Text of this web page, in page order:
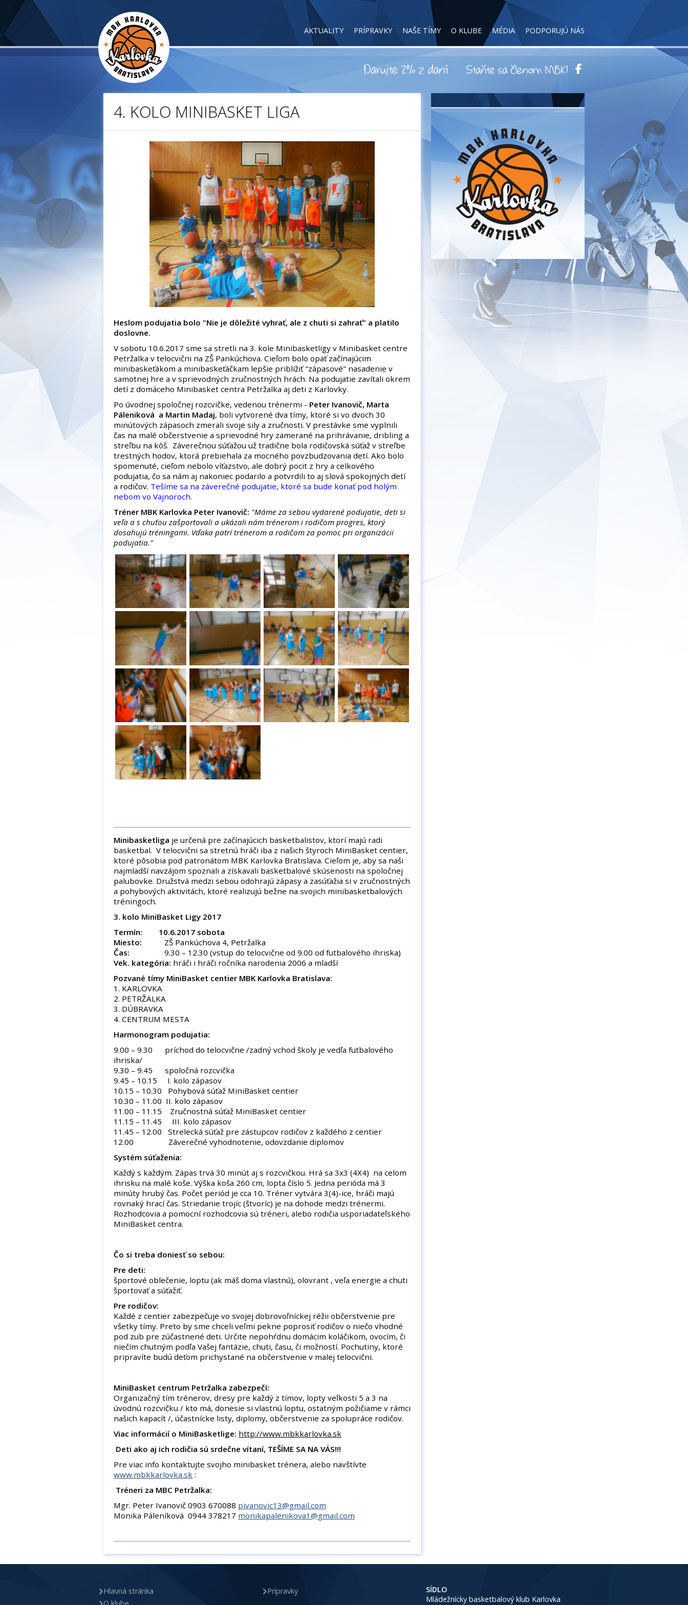
AKTUALITY PRÍPRAVKY NAŠE TÍMY O KLUBE MÉDIA PODPORUJÚ NÁS
4. KOLO MINIBASKET LIGA
Heslom podujatia bolo "Nie je dôležité vyhrať, ale z chuti si zahrať" a platilo
doslovne.
V sobotu 10.6.2017 sme sa stretli na 3. kole Minibasketligy v Minibasket centre
Petržalka v telocvični na ZŠ Pankúchova. Cieľom bolo opäť začínajúcim
minibaskeťákom a minibaskeťáčkam lepšie priblížiť "zápasové" nasadenie v
samotnej hre a v sprievodných zručnostných hrách. Na podujatie zavítali okrem
detí z domáceho Minibasket centra Petržalka aj deti z Karlovky.
Po úvodnej spoločnej rozcvičke, vedenou trénermi - Peter Ivanovič, Marta
Páleniková a Martin Madaj, boli vytvorené dva tímy, ktoré si vo dvoch 30
minútových zápasoch zmerali svoje sily a zručnosti. V prestávke sme vyplnili
čas na malé občerstvenie a sprievodné hry zamerané na prihrávanie, dribling a
streľbu na kôš. Záverečnou súťažou už tradične bola rodičovská súťaž v streľbe
trestných hodov, ktorá prebiehala za mocného povzbudzovania detí. Ako bolo
spomenuté, cieľom nebolo víťazstvo, ale dobrý pocit z hry a celkového
podujatia, čo sa nám aj nakoniec podarilo a potvrdili to aj slová spokojných detí
a rodičov. Tešíme sa na záverečné podujatie, ktoré sa bude konať pod holým
nebom vo Vajnoroch.
Tréner MBK Karlovka Peter Ivanovič: "Máme za sebou vydarené podujatie, deti si
veľa a s chuťou zašportovali a ukázali nám trénerom i rodičom progres, ktorý
dosahujú tréningami. Vďaka patrí trénerom a rodičom za pomoc pri organizácii
podujatia."
Minibasketliga je určená pre začínajúcich basketbalistov, ktorí majú radi
basketbal. V telocvični sa stretnú hráči iba z našich štyroch MiniBasket centier,
ktoré pôsobia pod patronátom MBK Karlovka Bratislava. Cieľom je, aby sa naši
najmladší navzájom spoznali a získavali basketbalové skúsenosti na spoločnej
palubovke. Družstvá medzi sebou odohrajú zápasy a zasúťažia si v zručnostných
a pohybových aktivitách, ktoré realizujú bežne na svojich minibasketbalových
tréningoch.
3. kolo MiniBasket Ligy 2017
Termín: 10.6.2017 sobota
Miesto: ZŠ Pankúchova 4, Petržalka
Čas: 9.30 – 12.30 (vstup do telocvične od 9.00 od futbalového ihriska)
Vek. kategória: hráči i hráči ročníka narodenia 2006 a mladší
Pozvané tímy MiniBasket centier MBK Karlovka Bratislava:
1. KARLOVKA
2. PETRŽALKA
3. DÚBRAVKA
4. CENTRUM MESTA
Harmonogram podujatia:
9.00 – 9.30 príchod do telocvične /zadný vchod školy je vedľa futbalového
ihriska/
9.30 – 9.45 spoločná rozcvička
9.45 – 10.15 I. kolo zápasov
10.15 – 10.30 Pohybová súťaž MiniBasket centier
10.30 – 11.00 II. kolo zápasov
11.00 – 11.15 Zručnostná súťaž MiniBasket centier
11.15 – 11.45 III. kolo zápasov
11.45 – 12.00 Strelecká súťaž pre zástupcov rodičov z každého z centier
12.00 Záverečné vyhodnotenie, odovzdanie diplomov
Systém súťaženia:
Každý s každým. Zápas trvá 30 minút aj s rozcvičkou. Hrá sa 3x3 (4X4) na celom
ihrisku na malé koše. Výška koša 260 cm, lopta číslo 5. Jedna perióda má 3
minúty hrubý čas. Počet periód je cca 10. Tréner vytvára 3(4)-ice, hráči majú
rovnaký hrací čas. Striedanie trojíc (štvoríc) je na dohode medzi trénermi.
Rozhodcovia a pomocní rozhodcovia sú tréneri, alebo rodičia usporiadateľského
MiniBasket centra.
Čo si treba doniesť so sebou:
Pre deti:
športové oblečenie, loptu (ak máš doma vlastnú), olovrant , veľa energie a chuti
športovať a súťažiť.
Pre rodičov:
Každé z centier zabezpečuje vo svojej dobrovoľníckej réžii občerstvenie pre
všetky tímy. Preto by sme chceli veľmi pekne poprosiť rodičov o niečo vhodné
pod zub pre zúčastnené deti. Určite nepohŕdnu domácim koláčikom, ovocím, či
niečím chutným podľa Vašej fantázie, chuti, času, či možností. Pochutiny, ktoré
pripravíte budú deťom prichystané na občerstvenie v malej telocvični.
MiniBasket centrum Petržalka zabezpečí:
Organizačný tím trénerov, dresy pre každý z tímov, lopty veľkosti 5 a 3 na
úvodnú rozcvičku / kto má, donesie si vlastnú loptu, ostatným požičiame v rámci
našich kapacít /, účastnícke listy, diplomy, občerstvenie za spolupráce rodičov.
Viac informácií o MiniBasketlige: http://www.mbkkarlovka.sk
Deti ako aj ich rodičia sú srdečne vítaní, TEŠÍME SA NA VÁS!!!
Pre viac info kontaktujte svojho minibasket trénera, alebo navštívte
www.mbkkarlovka.sk :
Tréneri za MBC Petržalka:
Mgr. Peter Ivanovič 0903 670088 pivanovic13@gmail.com
Monika Páleníková 0944 378217 monikapalenikova1@gmail.com
Hlavná stránka
Prípravky
SÍDLO
Mládežnícky basketbalový klub Karlovka